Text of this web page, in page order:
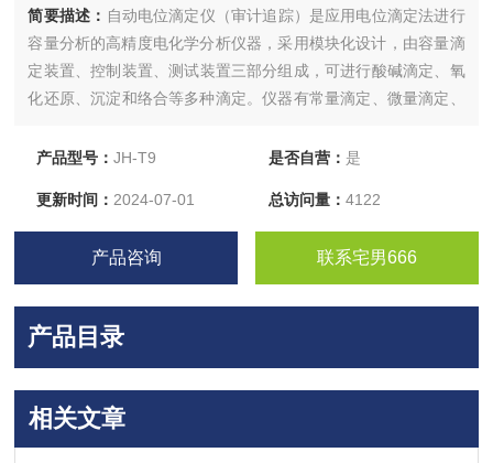
简要描述： 自动电位滴定仪（审计追踪）是应用电位滴定法进行
容量分析的高精度电化学分析仪器，采用模块化设计，由容量滴
定装置、控制装置、测试装置三部分组成，可进行酸碱滴定、氧
化还原、沉淀和络合等多种滴定。仪器有常量滴定、微量滴定、
实际需求自行建滴定方法。
产品型号：JH-T9 是否自营： 是
更新时间： 2024-07-01 总访问量： 4122
产品咨询 联系宅男666
产品目录
相关文章